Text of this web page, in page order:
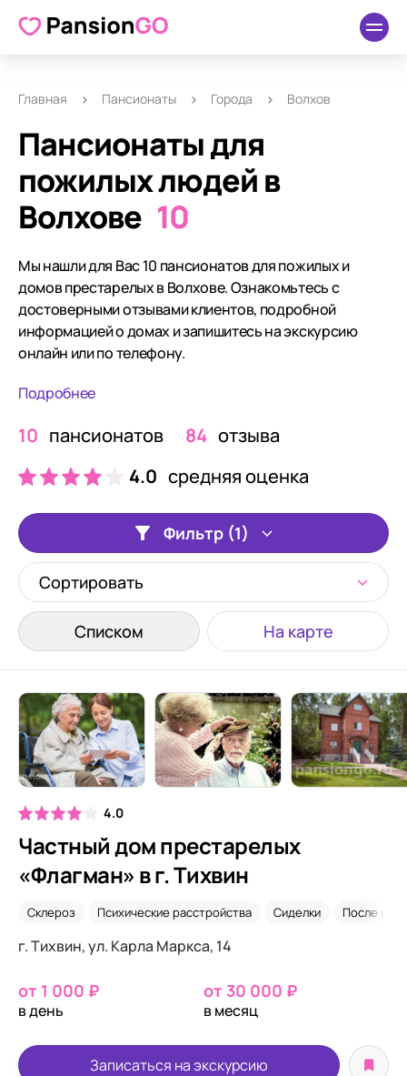
Главная Пансионаты Города Волхов
Пансионаты для
пожилых людей в
Волхове 10
Мы нашли для Вас 10 пансионатов для пожилых и
домов престарелых в Волхове. Ознакомьтесь с
достоверными отзывами клиентов, подробной
информацией о домах и запишитесь на экскурсию
онлайн или по телефону.
Подробнее
10 пансионатов 84 отзыва
4.0 средняя оценка
Фильтр (1)
Сортировать
Списком На карте
4.0
Частный дом престарелых
«Флагман» в г. Тихвин
Склероз Психические расстройства Сиделки После
г. Тихвин, ул. Карла Маркса, 14
от 1 000 ₽
в день
от 30 000 ₽
в месяц
Записаться на экскурсию